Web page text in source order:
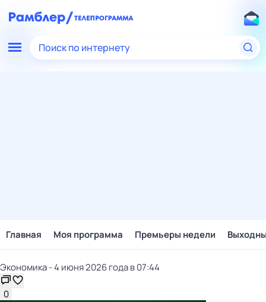
Поиск по интернету
Главная Моя программа Премьеры недели
Экономика - 4 июня 2026 года в 07:44
0